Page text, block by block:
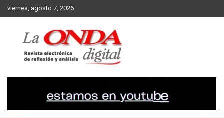
Skip
to
viernes, agosto 7, 2026